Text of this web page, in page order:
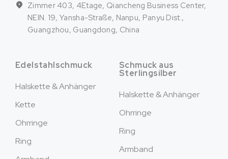
Zimmer 403, 4Etage, Qiancheng Business Center,
NEIN. 19, Yansha-Straße, Nanpu, Panyu Dist.,
Guangzhou, Guangdong, China
Edelstahlschmuck
Halskette & Anhänger
Kette
Ohrringe
Ring
Schmuck aus
Sterlingsilber
Halskette & Anhänger
Ohrringe
Ring
Armband